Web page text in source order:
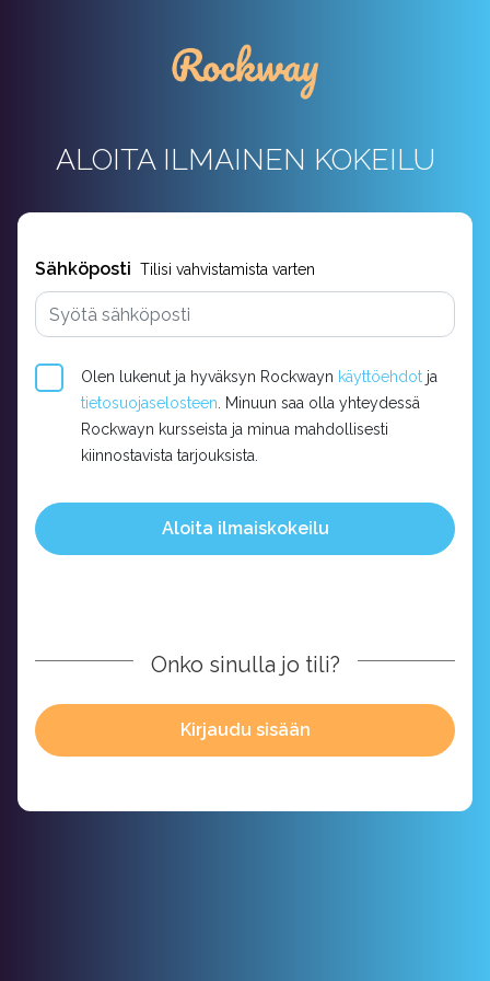
ALOITA ILMAINEN KOKEILU
Sähköposti Tilisi vahvistamista varten
Olen lukenut ja hyväksyn Rockwayn käyttöehdot ja
tietosuojaselosteen. Minuun saa olla yhteydessä
Rockwayn kursseista ja minua mahdollisesti
kiinnostavista tarjouksista.
Aloita ilmaiskokeilu
Onko sinulla jo tili?
Kirjaudu sisään